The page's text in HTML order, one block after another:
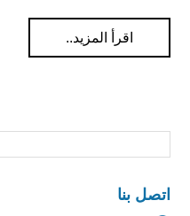
اقرأ المزيد..
اتصل بنا